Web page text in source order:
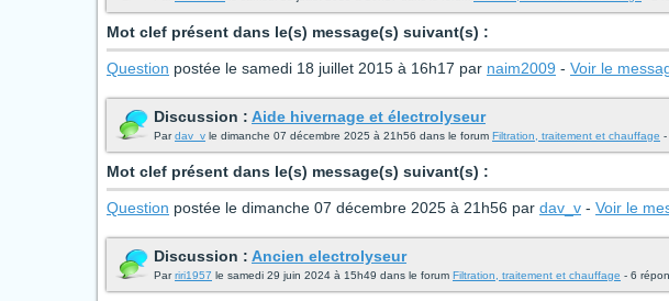
Mot clef présent dans le(s) message(s) suivant(s) :
Question postée le samedi 18 juillet 2015 à 16h17 par naim2009 - Voir le
Discussion : Aide hivernage et électrolyseur
Pardav_v le dimanche 07 décembre 2025 à 21h56 dans le forum Filtration, traitement et chauffage -
Mot clef présent dans le(s) message(s) suivant(s) :
Question postée le dimanche 07 décembre 2025 à 21h56 par dav_v - Voir le
Discussion : Ancien electrolyseur
Parriri1957 le samedi 29 juin 2024 à 15h49 dans le forum Filtration, traitement et chauffage - 6